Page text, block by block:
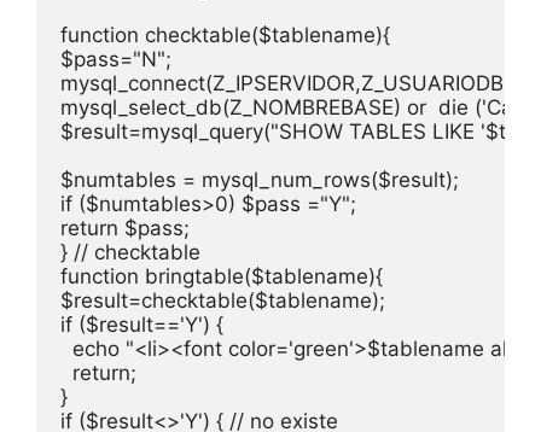
function checktable($tablename){
$pass="N";
mysql_select_db(Z_NOMBREBASE) or  die
$result=mysql_query("SHOW TABLES LIKE
$numtables = mysql_num_rows($result);
if ($numtables>0) $pass ="Y";
return $pass;
} // checktable
function bringtable($tablename){
$result=checktable($tablename);
if ($result=='Y') {
echo "<li><font color='green'>$tablename
  return;
}
if ($result<>'Y') { // no existe